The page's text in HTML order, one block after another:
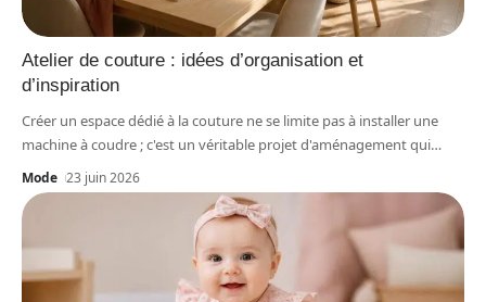
Atelier de couture : idées d’organisation et
d’inspiration
Créer un espace dédié à la couture ne se limite pas à installer une
machine à coudre ; c'est un véritable projet d'aménagement qui…
Mode 23 juin 2026